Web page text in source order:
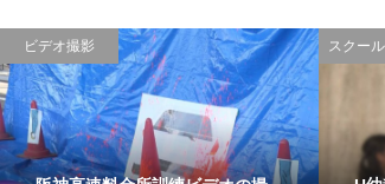
ビデオ撮影 スクー